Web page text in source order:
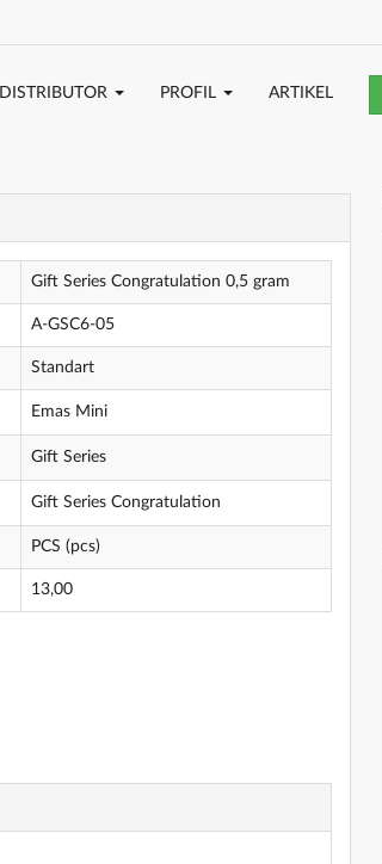
DISTRIBUTOR PROFIL ARTIKEL
Gift Series Congratulation 0,5 gram
A-GSC6-05
Standart
Emas Mini
Gift Series
Gift Series Congratulation
PCS (pcs)
13,00